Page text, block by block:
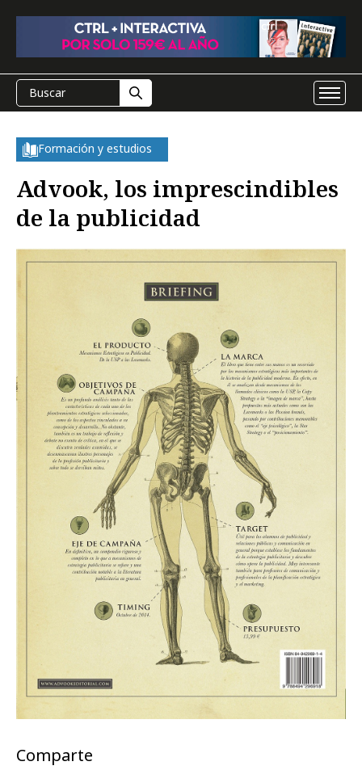
Formación y estudios
Advook, los imprescindibles
de la publicidad
Comparte